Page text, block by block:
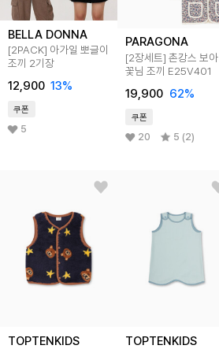
BELLA DONNA
[2PACK] 아가일 뽀글이
조끼 2기장
12,900 13%
쿠폰
5
PARAGONA
[2장세트] 촌캉스 보아
꽃님 조끼 E25V401
19,900 62%
쿠폰
20 5 (2)
TOPTENKIDS TOPTENKIDS